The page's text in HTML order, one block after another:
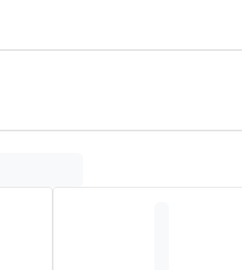
verzorging verrijkt met